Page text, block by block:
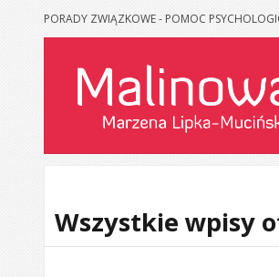
PORADY ZWIĄZKOWE - POMOC
Wszystkie wpisy